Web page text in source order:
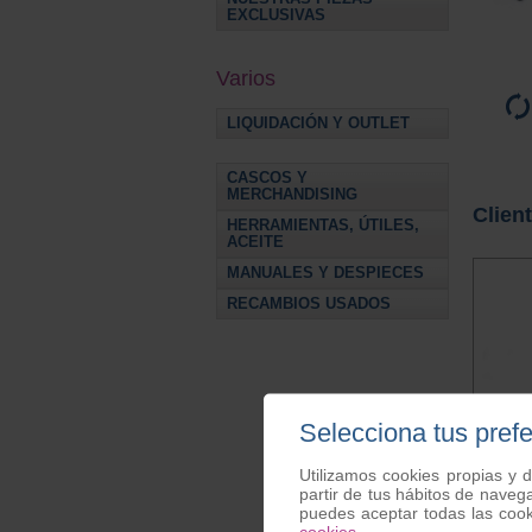
EXCLUSIVAS
Varios
LIQUIDACIÓN Y OUTLET
CASCOS Y
MERCHANDISING
HERRAMIENTAS, ÚTILES,
ACEITE
MANUALES Y DESPIECES
RECAMBIOS USADOS
Selecciona tus
Utilizamos cookies propias y
partir de tus hábitos de
puedes aceptar todas las